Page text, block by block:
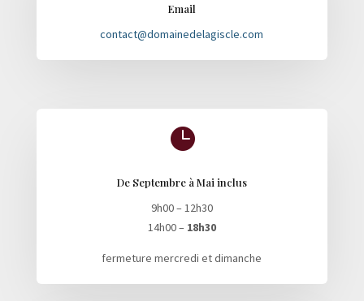
Email
contact@domainedelagiscle.com

De Septembre à Mai inclus
9h00 – 12h30
14h00 – 18h30
fermeture mercredi et dimanche